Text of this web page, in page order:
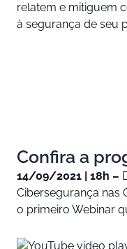
relatem e mitiguem
à segurança de seu
Confira a
14/09/2021 | 18h –
Cibersegurança nas
o primeiro Webinar